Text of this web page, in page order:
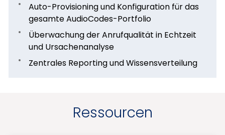
Auto-Provisioning und Konfiguration für das
gesamte AudioCodes-Portfolio
Überwachung der Anrufqualität in Echtzeit
und Ursachenanalyse
Zentrales Reporting und Wissensverteilung
Ressourcen